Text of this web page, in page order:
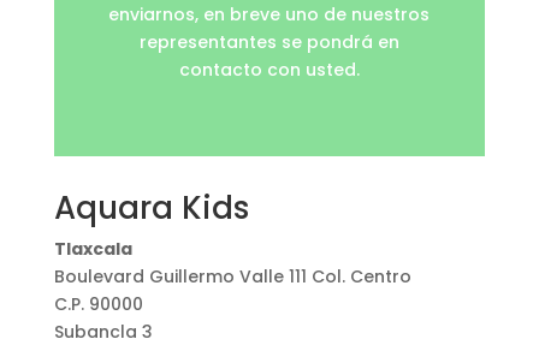
enviarnos, en breve uno de nuestros
representantes se pondrá en
contacto con usted.
Aquara Kids
Tlaxcala
Boulevard Guillermo Valle 111 Col. Centro
C.P. 90000
Subancla 3